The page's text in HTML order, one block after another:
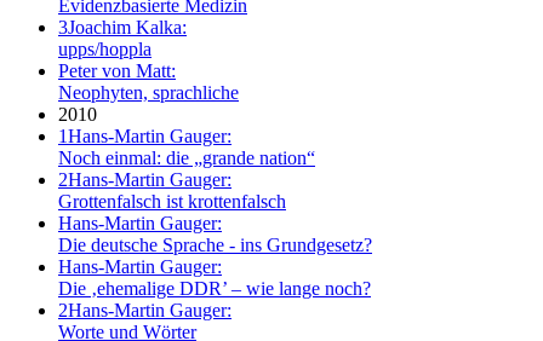
Evidenzbasierte Medizin
3Joachim Kalka:
upps/hoppla
Peter von Matt:
Neophyten, sprachliche
2010
1Hans-Martin Gauger:
Noch einmal: die „grande nation“
2Hans-Martin Gauger:
Grottenfalsch ist krottenfalsch
Hans-Martin Gauger:
Die deutsche Sprache - ins Grundgesetz?
Hans-Martin Gauger:
Die ‚ehemalige DDR’ – wie lange noch?
2Hans-Martin Gauger:
Worte und Wörter